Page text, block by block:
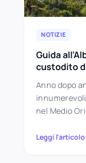
NOTIZIE
Guida
custodito
Anno dopo
nel Medio
tuttavia,
Leggi l'articolo